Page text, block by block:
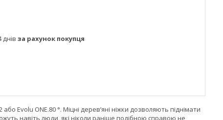
за рахунок покупця
Evolu ONE.80 °. Міцні дерев’яні ніжки дозволяють піднімати
навіть люди, які ніколи раніше подібною справою не